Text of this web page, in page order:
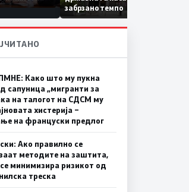
на
забрзано темпо
Како што му пукна
сапуница „мигранти за
на талогот на СДСМ му
хистерија –
на француски предлог
Ако правилно се
методите на заштита,
минимизира ризикот од
треска